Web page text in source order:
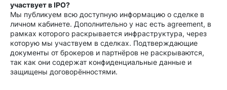
участвует в IPO?
Мы публикуем всю доступную информацию о сделке в
личном кабинете. Дополнительно у нас есть agreement, в
рамках которого раскрывается инфраструктура, через
которую мы участвуем в сделках. Подтверждающие
документы от брокеров и партнёров не раскрываются,
так как они содержат конфиденциальные данные и
защищены договорённостями.